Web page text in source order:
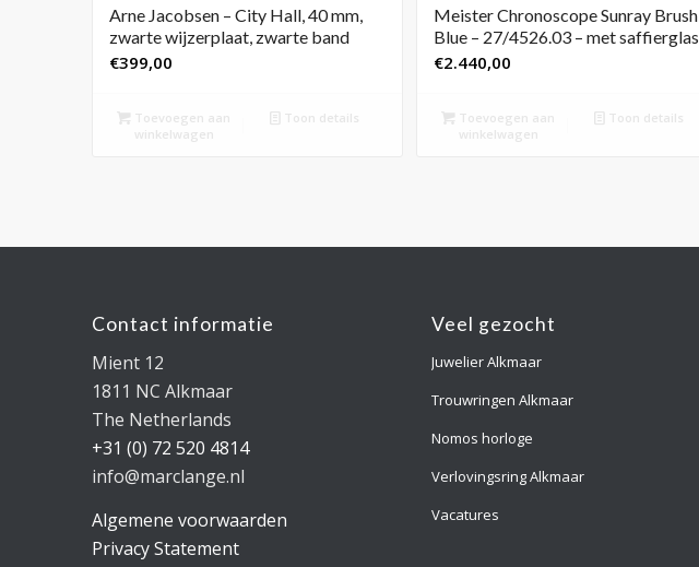
Arne Jacobsen – City Hall, 40 mm,
zwarte wijzerplaat, zwarte band
€399,00
Toevoegen aan
winkelwagen
Toon details
Meister Chronoscope Sunray Brush
Blue – 27/4526.03 – met saffierglas
€2.440,00
Toevoegen aan
winkelwagen
Toon details
Contact informatie
Mient 12
1811 NC Alkmaar
The Netherlands
+31 (0) 72 520 4814
info@marclange.nl
Algemene voorwaarden
Privacy Statement
Veel gezocht
Juwelier Alkmaar
Trouwringen Alkmaar
Nomos horloge
Verlovingsring Alkmaar
Vacatures